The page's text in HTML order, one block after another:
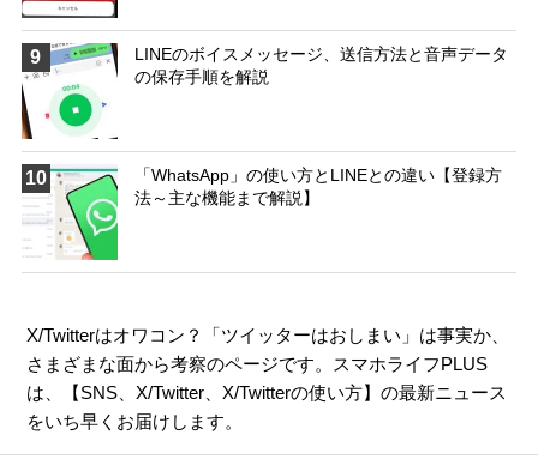
9
LINEのボイスメッセージ、送信方法と音声データ
の保存手順を解説
10
「WhatsApp」の使い方とLINEとの違い【登録方
法～主な機能まで解説】
X/Twitterはオワコン？「ツイッターはおしまい」は事実か、
さまざまな面から考察のページです。スマホライフPLUS
は、【SNS 、X/Twitter 、X/Twitterの使い方】の最新ニュース
をいち早くお届けします。